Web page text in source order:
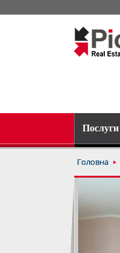
Послуги
Головна